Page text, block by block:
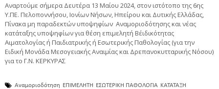
Αναρτούμε σήμερα Δευτέρα 13 Μαίου 2024, στον ιστότοπο της 6ης
Υ.ΠΕ. Πελοποννήσου, Ιονίων Νήσων, Ηπείρου και Δυτικής Ελλάδας,
Πίνακα μη παραδεκτών υποψηφίων Αναμοριοδότησης και νέας
κατάταξης υποψηφίων για θέση επιμελητή Β΄ειδικότητας
Αιματολογίας ή Παιδιατρικής ή Εσωτερικής Παθολογίας (για την
Ειδική Μονάδα Μεσογειακής Αναιμίας και Δρεπανοκυτταρικής Νόσου)
για το Γ.Ν. ΚΕΡΚΥΡΑΣ
Αναμοριοδότηση ΕΠΙΜΕΛΗΤΗ ΕΣΩΤΕΡΙΚΗ ΠΑΘΟΛΟΓΙΑ ΚΑΤΑΤΑΞΗ